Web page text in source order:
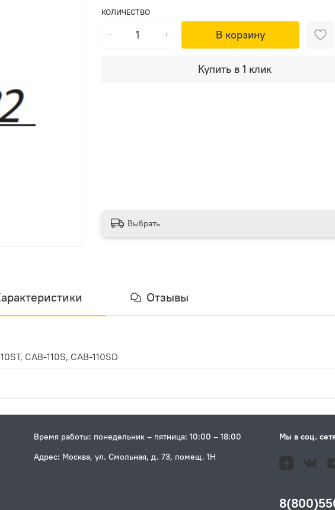
КОЛИЧЕСТВО
В корзину
Купить в 1 клик
Выбрать
Отзывы
CAB-110S, CAB-110SD
Время работы: понедельник – пятница: 10:00 – 18:00
Адрес: Москва, ул. Смольная, д. 73, помещ. 1Н
Мы в соц.